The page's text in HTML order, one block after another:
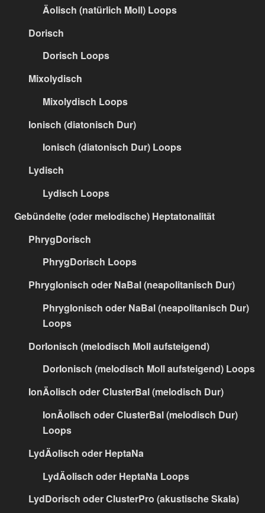
Äolisch (natürlich Moll) Loops
Dorisch
Dorisch Loops
Mixolydisch
Mixolydisch Loops
Ionisch (diatonisch Dur)
Ionisch (diatonisch Dur) Loops
Lydisch
Lydisch Loops
Gebündelte (oder melodische) Heptatonalität
PhrygDorisch
PhrygDorisch Loops
PhrygIonisch oder NaBal (neapolitanisch Dur)
PhrygIonisch oder NaBal (neapolitanisch Dur)
Loops
DorIonisch (melodisch Moll aufsteigend)
DorIonisch (melodisch Moll aufsteigend) Loops
IonÄolisch oder ClusterBal (melodisch Dur)
IonÄolisch oder ClusterBal (melodisch Dur)
Loops
LydÄolisch oder HeptaNa
LydÄolisch oder HeptaNa Loops
LydDorisch oder ClusterPro (akustische Skala)